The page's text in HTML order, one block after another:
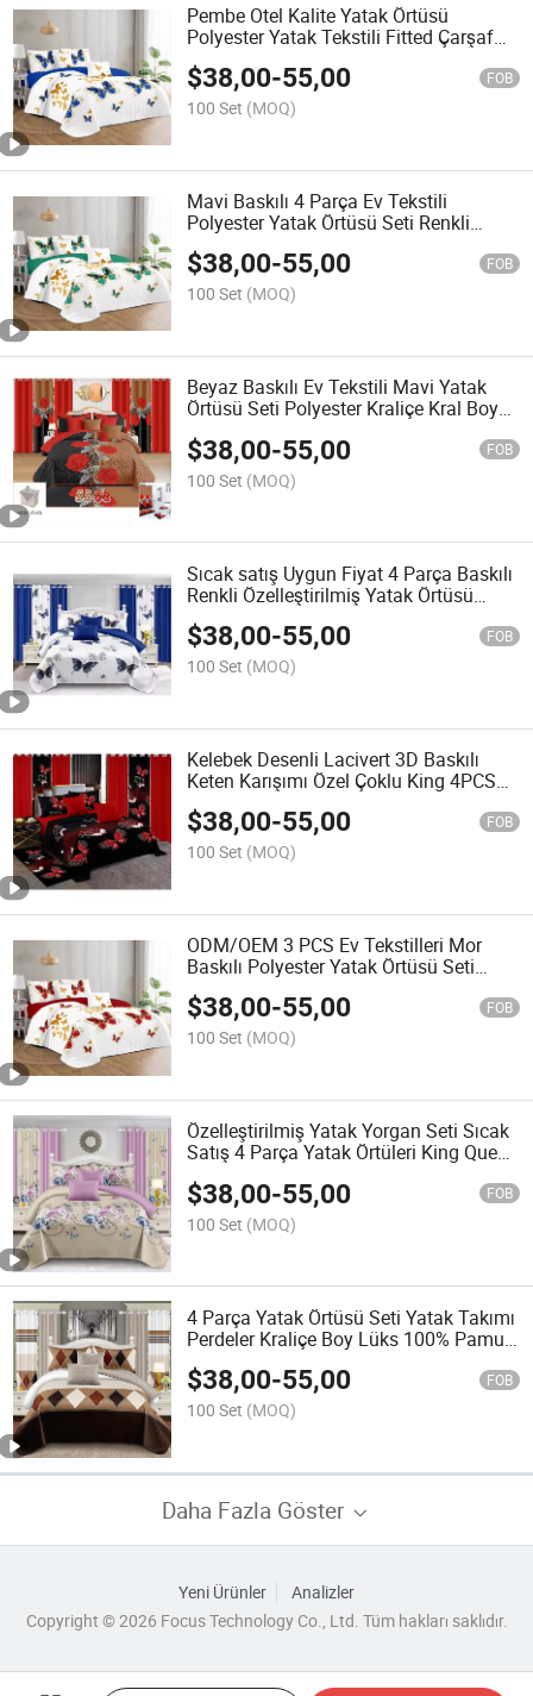
Pembe Otel Kalite Yatak Örtüsü
Polyester Yatak Tekstili Fitted Çarşaf
ODM Yastık Kılıfı Zımparalanmış Ev
Tekstili Yatak Yorganı Yastık Kılıfı
Baskılı Yatak Takımı Perde ile
$38,00-55,00 FOB
100 Set (MOQ)
Mavi Baskılı 4 Parça Ev Tekstili
Polyester Yatak Örtüsü Seti Renkli
Yastık Yorganı Yüksek Kalite 4 Parça
Yastık Kılıfları Kraliçe Boy Yatak Örtüsü
Seti
$38,00-55,00 FOB
100 Set (MOQ)
Beyaz Baskılı Ev Tekstili Mavi Yatak
Örtüsü Seti Polyester Kraliçe Kral Boy
$38,00-55,00 FOB
100 Set (MOQ)
Sıcak satış Uygun Fiyat 4 Parça Baskılı
Renkli Özelleştirilmiş Yatak Örtüsü
Yatak Takımı Yatak Çarşafı Takımı
Perdeler ile
$38,00-55,00 FOB
100 Set (MOQ)
Kelebek Desenli Lacivert 3D Baskılı
Keten Karışımı Özel Çoklu King 4PCS
Polyester Perde Yatak Takımı
$38,00-55,00 FOB
100 Set (MOQ)
ODM/OEM 3 PCS Ev Tekstilleri Mor
Baskılı Polyester Yatak Örtüsü Seti
Tedarikçisi
$38,00-55,00 FOB
100 Set (MOQ)
Özelleştirilmiş Yatak Yorgan Seti Sıcak
Satış 4 Parça Yatak Örtüleri King Queen
$38,00-55,00 FOB
100 Set (MOQ)
4 Parça Yatak Örtüsü Seti Yatak Takımı
Perdeler Kraliçe Boy Lüks 100% Pamuk
Yatak Örtüsü Takımları
$38,00-55,00 FOB
100 Set (MOQ)
Daha Fazla Göster
Yeni Ürünler
Analizler
Copyright © 2026 Focus Technology Co., Ltd. Tüm hakları saklıdır.